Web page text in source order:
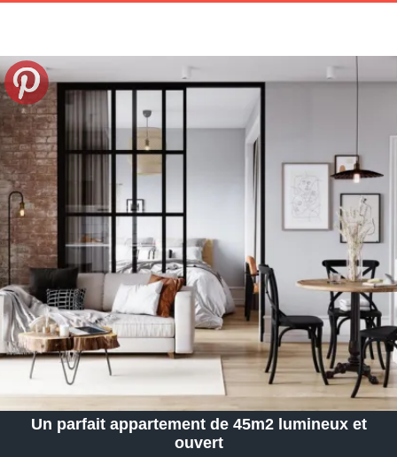
Un parfait appartement de 45m2 lumineux et
ouvert